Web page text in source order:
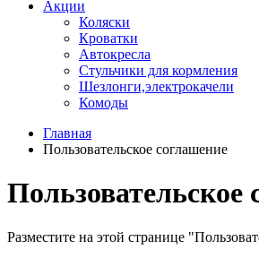
Акции
Коляски
Кроватки
Автокресла
Стульчики для кормления
Шезлонги,электрокачели
Комоды
Главная
Пользовательское соглашение
Пользовательское
Разместите на этой странице